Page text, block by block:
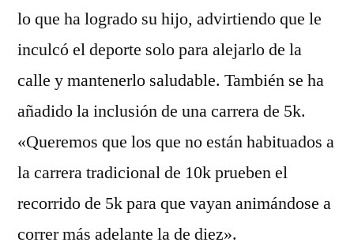
lo que ha logrado su hijo, advirtiendo que le
inculcó el deporte solo para alejarlo de la
calle y mantenerlo saludable. También se ha
añadido la inclusión de una carrera de 5k.
«Queremos que los que no están habituados a
la carrera tradicional de 10k prueben el
recorrido de 5k para que vayan animándose a
correr más adelante la de diez».